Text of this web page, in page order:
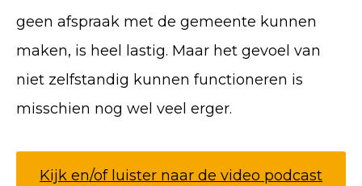
geen afspraak met de gemeente kunnen
maken, is heel lastig. Maar het gevoel van
niet zelfstandig kunnen functioneren is
misschien nog wel veel erger.
Kijk en/of luister naar de video podcast